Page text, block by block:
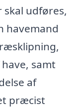
skal udføres,
havemand
samt
af
præcist